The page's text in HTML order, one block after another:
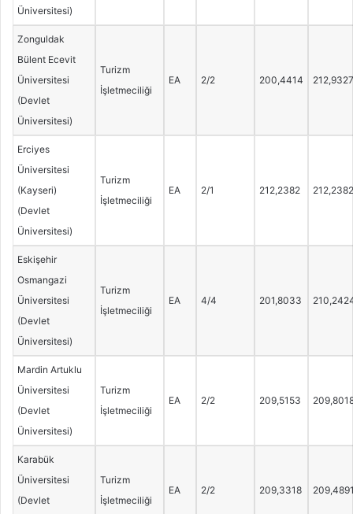
Üniversitesi)
Zonguldak
Bülent Ecevit
Üniversitesi
(Devlet
Üniversitesi)
Turizm
İşletmeciliği
EA 2/2 200,4414 212,9327
Erciyes
Üniversitesi
(Kayseri)
(Devlet
Üniversitesi)
Turizm
İşletmeciliği
EA 2/1 212,2382 212,2382
Eskişehir
Osmangazi
Üniversitesi
(Devlet
Üniversitesi)
Turizm
İşletmeciliği
EA 4/4 201,8033
Mardin Artuklu
Üniversitesi
(Devlet
Üniversitesi)
Turizm
İşletmeciliği
EA 2/2 209,5153
Karabük
Üniversitesi
(Devlet
Turizm
İşletmeciliği
EA 2/2 209,3318